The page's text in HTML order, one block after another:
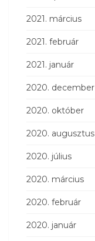
2021. március
2021. február
2021. január
2020. december
2020. október
2020. augusztus
2020. július
2020. március
2020. február
2020. január